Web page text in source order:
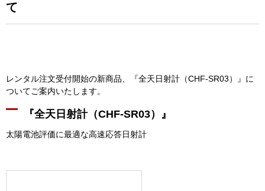
て
レンタル注文受付開始の新商品、『全天日射計（CHF-SR03）』に
ついてご案内いたします。
『全天日射計（CHF-SR03）』
太陽電池評価に最適な高速応答日射計